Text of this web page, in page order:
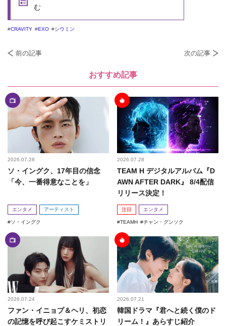
む
CRAVITY EXO シウミン
前の記事 次の記事
おすすめ記事
2026.07.28
ソ・イングク、17年目の信念
「今、一番得意なことを」
エンタメ アーティスト
ソ・イングク
2026.07.28
TEAM H デジタルアルバム『D
AWN AFTER DARK』 8/4配信
リリース決定！
注目 エンタメ
TEAMH チャン・グンソク
2026.07.24
ファン・イニョプ＆ヘリ、初恋
の記憶を呼び起こすケミストリ
2026.07.21
韓国ドラマ『君へと続く僕のド
リーム！』あらすじ紹介